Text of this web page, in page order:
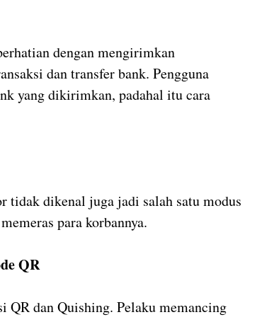
dengan mengirimkan
dan transfer bank. Pengguna
yang dikirimkan, padahal itu cara
tidak dikenal juga jadi salah satu modus
para korbannya.
QR
QR dan Quishing. Pelaku memancing